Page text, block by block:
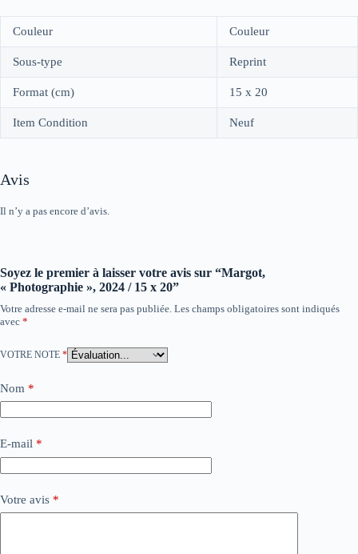
Couleur Couleur
Sous-type Reprint
Format (cm) 15 x 20
Item Condition Neuf
Avis
Il n’y a pas encore d’avis.
Soyez le premier à laisser votre avis sur “Margot,
« Photographie », 2024 / 15 x 20”
Votre adresse e-mail ne sera pas publiée. Les champs obligatoires sont indiqués
avec *
VOTRE NOTE *
Nom *
E-mail *
Votre avis *